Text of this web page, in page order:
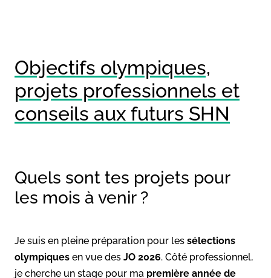
Objectifs olympiques,
projets professionnels et
conseils aux futurs SHN
Quels sont tes projets pour
les mois à venir ?
Je suis en pleine préparation pour les sélections
olympiques en vue des JO 2026. Côté professionnel,
je cherche un stage pour ma première année de